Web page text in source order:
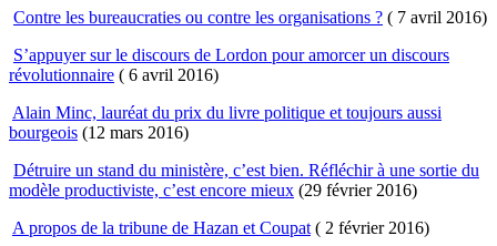
Contre les bureaucraties ou contre les organisations ? ( 7 avril 2016)
S’appuyer sur le discours de Lordon pour amorcer un discours
révolutionnaire ( 6 avril 2016)
Alain Minc, lauréat du prix du livre politique et toujours aussi
bourgeois (12 mars 2016)
Détruire un stand du ministère, c’est bien. Réfléchir à une sortie du
modèle productiviste, c’est encore mieux (29 février 2016)
A propos de la tribune de Hazan et Coupat ( 2 février 2016)